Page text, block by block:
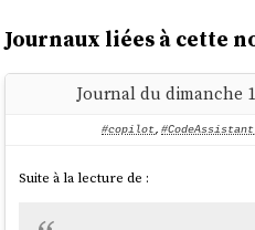
Journaux liées à cette
Journal du dimanche
#copilot, #CodeAssistant
Suite à la lecture de :